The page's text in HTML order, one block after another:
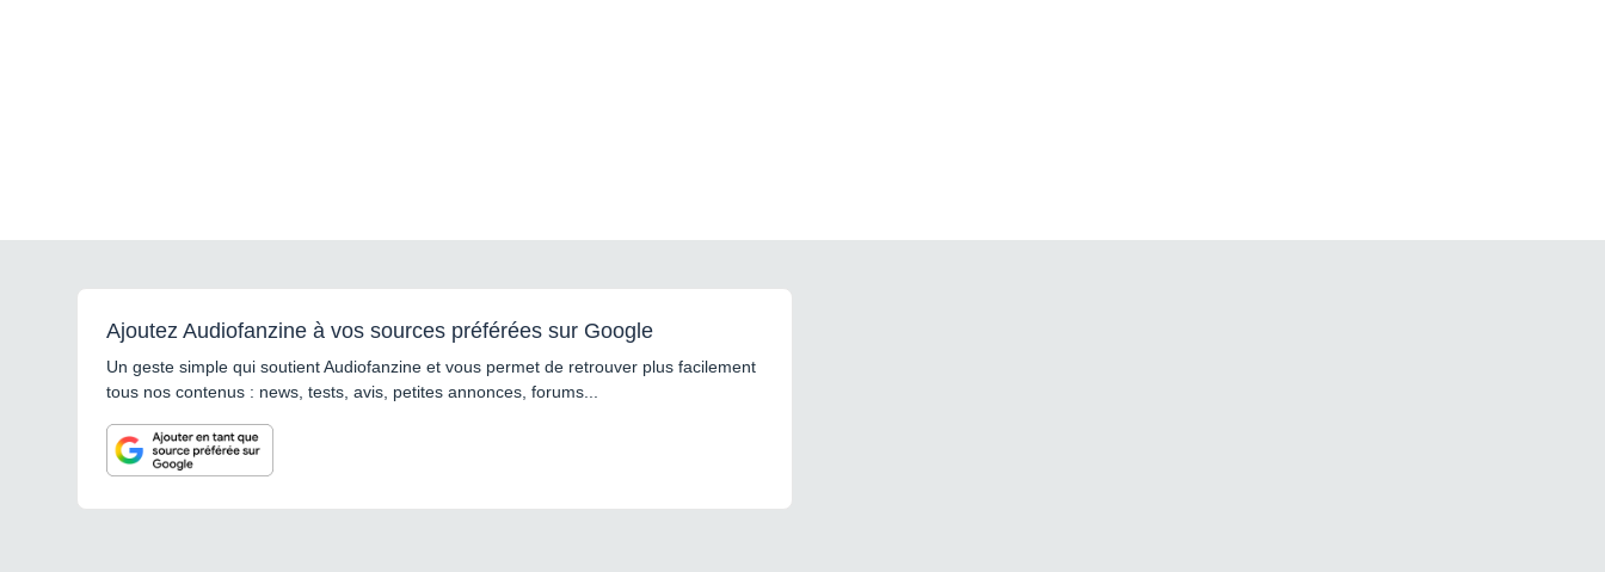
Ajoutez Audiofanzine à vos sources préférées sur Google
Un geste simple qui soutient Audiofanzine et vous permet de retrouver plus facilement
tous nos contenus : news, tests, avis, petites annonces, forums...